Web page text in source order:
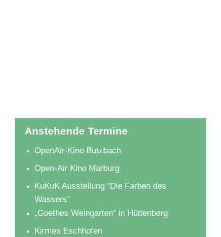
Anstehende Termine
OpenAir-Kino Butzbach
Open-Air Kino Marburg
KuKuK Ausstellung "Die Farben des
Wassers"
„Goethes Weingarten“ in Hüttenberg
Kirmes Eschhofen